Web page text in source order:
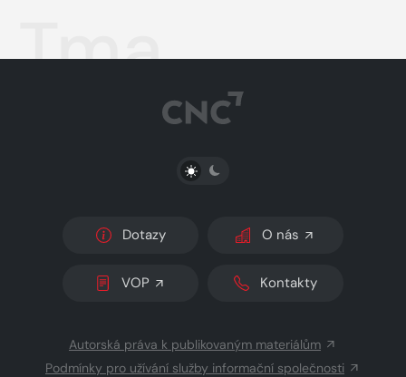
Tma
PŘEPNOUT SVĚTLÝ/TMAVÝ REŽIM
Dotazy O nás
VOP Kontakty
Autorská práva k publikovaným materiálům
Podmínky pro užívání služby informační společnosti